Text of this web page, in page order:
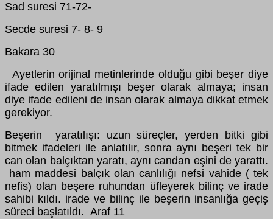
Sad suresi 71-72-
Secde suresi 7- 8- 9
Bakara 30
Ayetlerin orijinal metinlerinde olduğu gibi beşer diye
ifade edilen yaratılmışı beşer olarak almaya; insan
diye ifade edileni de insan olarak almaya dikkat etmek
gerekiyor.
Beşerin yaratılışı: uzun süreçler, yerden bitki gibi
bitmek ifadeleri ile anlatılır, sonra aynı beşeri tek bir
can olan balçıktan yaratı, aynı candan eşini de yarattı.
ham maddesi balçık olan canlılığı nefsi vahide ( tek
nefis) olan beşere ruhundan üfleyerek bilinç ve irade
sahibi kıldı. irade ve bilinç ile beşerin insanlığa geçiş
süreci başlatıldı. Araf 11